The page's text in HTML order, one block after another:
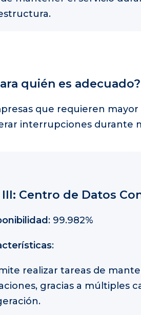
quién es adecuado?
que requieren
interrupciones durante
III: Centro de Datos
: 99.982%
:
realizar tareas de
gracias a múltiples